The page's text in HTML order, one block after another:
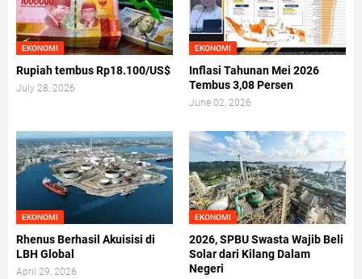
EKONOMI
Rupiah tembus Rp18.100/US$
July 28, 2026
EKONOMI
Inflasi Tahunan Mei 2026
Tembus 3,08 Persen
June 02, 2026
EKONOMI
Rhenus Berhasil Akuisisi di
LBH Global
April 29, 2026
EKONOMI
2026, SPBU Swasta Wajib Beli
Solar dari Kilang Dalam
Negeri